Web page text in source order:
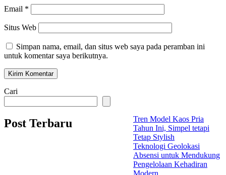
Email *
Situs Web
Simpan nama, email, dan situs web saya pada peramban ini
untuk komentar saya berikutnya.
Cari
Post Terbaru
Tren Model Kaos Pria
Tahun Ini, Simpel tetapi
Tetap Stylish
Teknologi Geolokasi
Absensi untuk Mendukung
Pengelolaan Kehadiran